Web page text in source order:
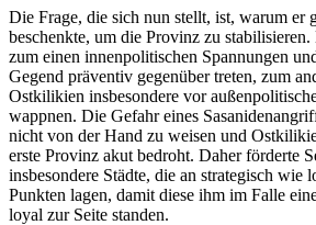
Die Frage, die sich nun stellt, ist, warum er
beschenkte, um die Provinz zu
zum einen innenpolitischen Spannungen
Gegend präventiv gegenüber treten, zum
Ostkilikien insbesondere vor
wappnen. Die Gefahr eines
nicht von der Hand zu weisen und
erste Provinz akut bedroht. Daher förderte
insbesondere Städte, die an strategisch wie
Punkten lagen, damit diese ihm im Falle
loyal zur Seite standen.